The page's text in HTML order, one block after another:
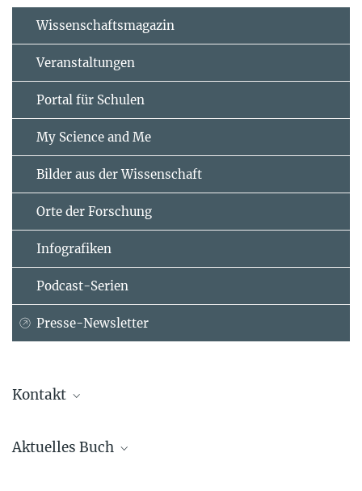
Wissenschaftsmagazin
Veranstaltungen
Portal für Schulen
My Science and Me
Bilder aus der Wissenschaft
Orte der Forschung
Infografiken
Podcast-Serien
Presse-Newsletter
Kontakt
Leiterin der Kommunikation
Aktuelles Buch